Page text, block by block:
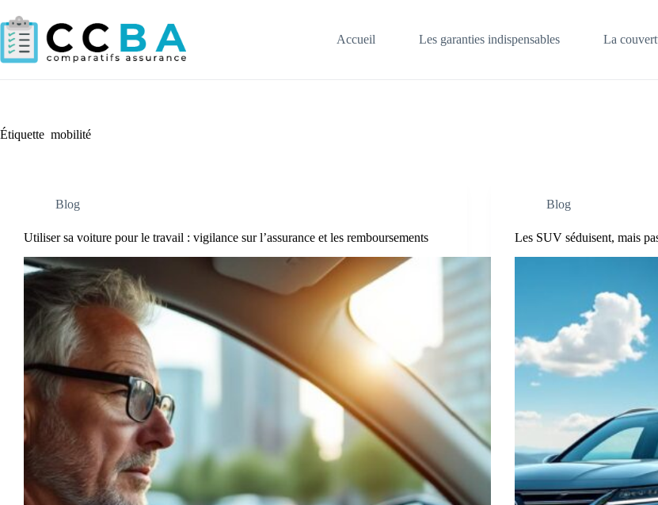
au
contenu
Accueil Les garanties indispensables La
Étiquette mobilité
Blog
Utiliser sa voiture pour le travail : vigilance sur l’assurance et les remboursements
Blog
Les SUV séduisent, mais